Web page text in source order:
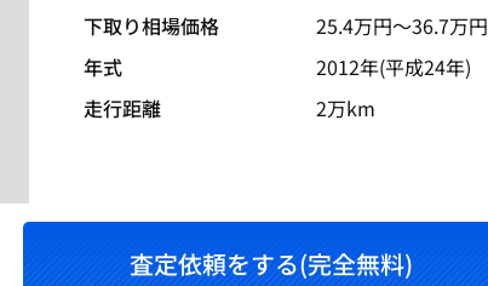
下取り相場価格 25.4万円〜36.7万円
年式
2012年(平成24年)
走行距離
2万km
査定依頼をする(完全無料)